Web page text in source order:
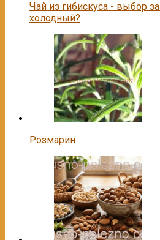
Чай из гибискуса - выбор
холодный?
Розмарин